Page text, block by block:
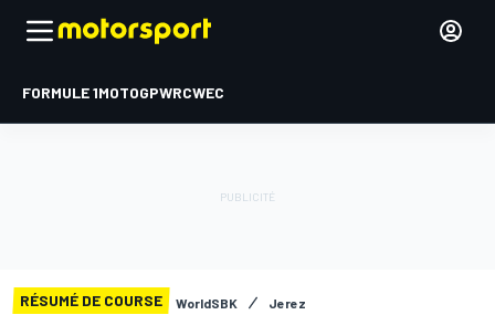
FORMULE 1MOTOGPWRCWEC
RÉSUMÉ DE COURSE WorldSBK Jerez